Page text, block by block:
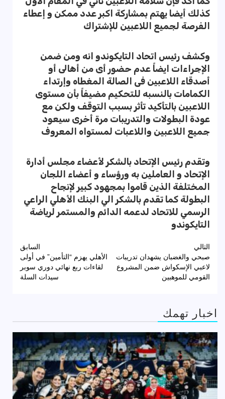
كذلك أيضا يهتم بمشاركة اكبر عدد ممكن و إعطاء
الفرصة لجميع اللاعبين للإشتراك
وكشف رئيس اتحاد التايكوندو انه ومن ضمن
الإجراءات ايضاً عدم حضور أى من أهالى أو
أصدقاء اللاعبين فى الصالة المغطاه وإرتداء
الكمامات بالنسبه للتحكيم مضيفاً بأن مستوى
اللاعبين بالتأكيد تأثر بسبب التوقف ولكن مع
عودة البطولات والتدريبات مرة أخرى سيعود
جميع اللاعبين واللاعبات لمستواه المعروف
وتقدم رئيس الإتحاد بالشكر لأعضاء مجلس أدارة
الإتحاد و العاملين به ورؤساء و أعضاء اللجان
المختلفة الذين قاموا بمجهود كبير لإنجاح
البطولة كما تقدم بالشكر الي البنك الأهلي الراعي
الرسمي للاتحاد لدعمه الدائم والمستمر لرياضة
التايكوندو
تصفّح
المقالات
السابق
الأهلي يهزم “التأمين” في أولى
لقاءات ربع نهائي دوري سوبر
سيدات السلة
التالي
صبحي والغضبان يشهدان تدريبات
لاعبي الإسكواش ضمن المشروع
القومي للموهبين
اخبار تهمك